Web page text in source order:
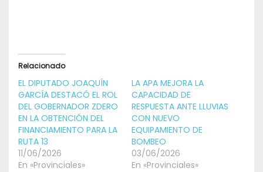
Relacionado
EL DIPUTADO JOAQUÍN
GARCÍA DESTACÓ EL ROL
DEL GOBERNADOR ZDERO
EN LA OBTENCIÓN DEL
FINANCIAMIENTO PARA LA
RUTA 13
11/06/2026
En «Provinciales»
LA APA MEJORA LA
CAPACIDAD DE
RESPUESTA ANTE LLUVIAS
CON NUEVO
EQUIPAMIENTO DE
BOMBEO
03/06/2026
En «Provinciales»